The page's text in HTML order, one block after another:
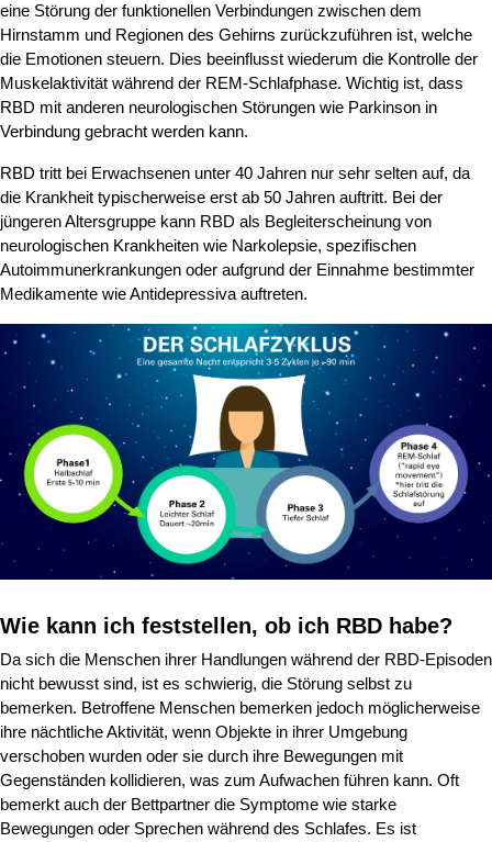
eine Störung der funktionellen Verbindungen zwischen dem
Hirnstamm und Regionen des Gehirns zurückzuführen ist, welche
die Emotionen steuern. Dies beeinflusst wiederum die Kontrolle der
Muskelaktivität während der REM-Schlafphase. Wichtig ist, dass
RBD mit anderen neurologischen Störungen wie Parkinson in
Verbindung gebracht werden kann.
RBD tritt bei Erwachsenen unter 40 Jahren nur sehr selten auf, da
die Krankheit typischerweise erst ab 50 Jahren auftritt. Bei der
jüngeren Altersgruppe kann RBD als Begleiterscheinung von
neurologischen Krankheiten wie Narkolepsie, spezifischen
Autoimmunerkrankungen oder aufgrund der Einnahme bestimmter
Medikamente wie Antidepressiva auftreten.
Wie kann ich feststellen, ob ich RBD habe?
Da sich die Menschen ihrer Handlungen während der RBD-Episoden
nicht bewusst sind, ist es schwierig, die Störung selbst zu
bemerken. Betroffene Menschen bemerken jedoch möglicherweise
ihre nächtliche Aktivität, wenn Objekte in ihrer Umgebung
verschoben wurden oder sie durch ihre Bewegungen mit
Gegenständen kollidieren, was zum Aufwachen führen kann. Oft
bemerkt auch der Bettpartner die Symptome wie starke
Bewegungen oder Sprechen während des Schlafes. Es ist